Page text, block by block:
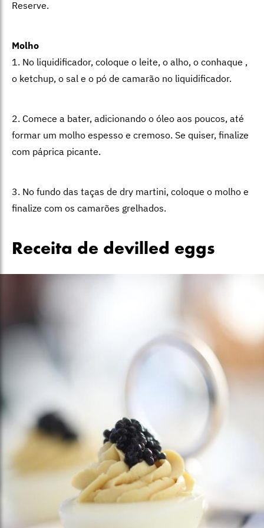
Reserve.
Molho
1. No liquidificador, coloque o leite, o alho, o conhaque ,
o ketchup, o sal e o pó de camarão no liquidificador.
2. Comece a bater, adicionando o óleo aos poucos, até
formar um molho espesso e cremoso. Se quiser, finalize
com páprica picante.
3. No fundo das taças de dry martini, coloque o molho e
finalize com os camarões grelhados.
Receita de devilled eggs